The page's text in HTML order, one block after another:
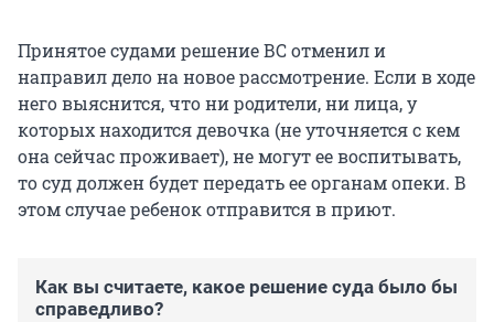
Принятое судами решение ВС отменил и
направил дело на новое рассмотрение. Если в ходе
него выяснится, что ни родители, ни лица, у
которых находится девочка (не уточняется с кем
она сейчас проживает), не могут ее воспитывать,
то суд должен будет передать ее органам опеки. В
этом случае ребенок отправится в приют.
Как вы считаете, какое решение суда было бы
справедливо?